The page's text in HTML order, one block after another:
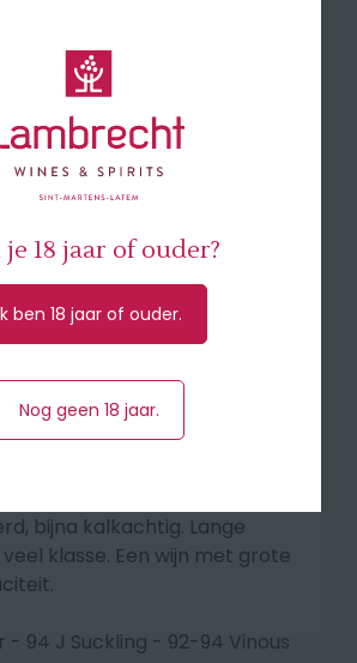
wordt gevinifiëerd tot
oogst, houtlagering
vaten.
komen aroma's vrij van
In de neus een boeket van
met muntachtige
en lindebloesem. In de
bijna kalkachtig. Lange
klasse. Een wijn met grote
- 94 J Suckling - 92-94 Vinous
je 18 jaar of ouder?
ben 18 jaar of ouder.
Nog geen 18 jaar.